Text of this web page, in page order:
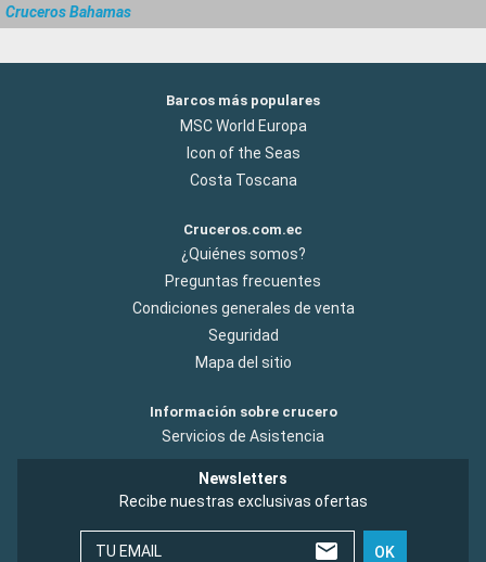
Cruceros Bahamas
Barcos más populares
MSC World Europa
Icon of the Seas
Costa Toscana
Cruceros.com.ec
¿Quiénes somos?
Preguntas frecuentes
Condiciones generales de venta
Seguridad
Mapa del sitio
Información sobre crucero
Servicios de Asistencia
Newsletters
Recibe nuestras exclusivas ofertas
TU EMAIL OK